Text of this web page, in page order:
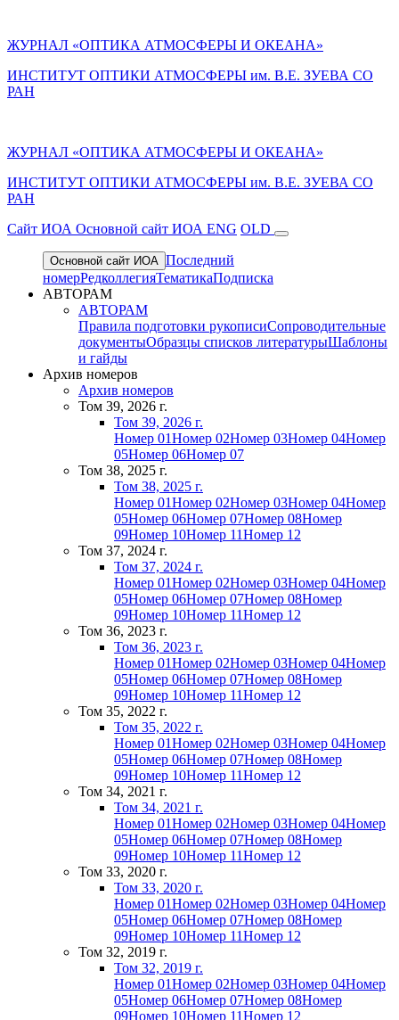
ЖУРНАЛ «ОПТИКА АТМОСФЕРЫ И ОКЕАНА»
ИНСТИТУТ ОПТИКИ АТМОСФЕРЫ им. В.Е. ЗУЕВА СО
РАН
ЖУРНАЛ «ОПТИКА АТМОСФЕРЫ И ОКЕАНА»
ИНСТИТУТ ОПТИКИ АТМОСФЕРЫ им. В.Е. ЗУЕВА СО
РАН
Cайт ИОА Основной сайт ИОА ENG OLD
Основной сайт ИОА Последний
номерРедколлегияТематикаПодписка
АВТОРАМ
АВТОРАМ
Правила подготовки рукописиСопроводительные
документыОбразцы списков литературыШаблоны
и гайды
Архив номеров
Архив номеров
Том 39, 2026 г.
Том 39, 2026 г.
Номер 01Номер 02Номер 03Номер 04Номер
05Номер 06Номер 07
Том 38, 2025 г.
Том 38, 2025 г.
Номер 01Номер 02Номер 03Номер 04Номер
05Номер 06Номер 07Номер 08Номер
09Номер 10Номер 11Номер 12
Том 37, 2024 г.
Том 37, 2024 г.
Номер 01Номер 02Номер 03Номер 04Номер
05Номер 06Номер 07Номер 08Номер
09Номер 10Номер 11Номер 12
Том 36, 2023 г.
Том 36, 2023 г.
Номер 01Номер 02Номер 03Номер 04Номер
05Номер 06Номер 07Номер 08Номер
09Номер 10Номер 11Номер 12
Том 35, 2022 г.
Том 35, 2022 г.
Номер 01Номер 02Номер 03Номер 04Номер
05Номер 06Номер 07Номер 08Номер
09Номер 10Номер 11Номер 12
Том 34, 2021 г.
Том 34, 2021 г.
Номер 01Номер 02Номер 03Номер 04Номер
05Номер 06Номер 07Номер 08Номер
09Номер 10Номер 11Номер 12
Том 33, 2020 г.
Том 33, 2020 г.
Номер 01Номер 02Номер 03Номер 04Номер
05Номер 06Номер 07Номер 08Номер
09Номер 10Номер 11Номер 12
Том 32, 2019 г.
Том 32, 2019 г.
Номер 01Номер 02Номер 03Номер 04Номер
05Номер 06Номер 07Номер 08Номер
09Номер 10Номер 11Номер 12